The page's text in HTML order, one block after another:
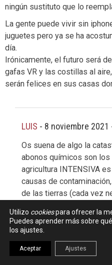
ningún sustituto que lo
La gente puede vivir sin
juguetes pero ya se ha
día.
Irónicamente, el futuro será
gafas VR y las costillas al
serán felices en sus casas
LUIS - 8 noviembre 2021
Os suena de algo la
abonos químicos son
agricultura INTENSIVA
causas de
de las tierras (cada vez
semillas transgénicas
herbicidas, fungicidas y
convinación perfecta
y que aumentará a ritmo
Utilizo cookiespara ofrecer la
Puedes aprender más sobre qué
los ajustes.
Aceptar Ajustes